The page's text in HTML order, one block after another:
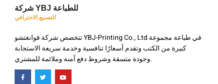
شركة YBJ للطباعة
التصنيع الاحترافي
تتخصص شركة قوانغتشو YBJ-Printing Co., Ltd في طباعة مجموعة
كبيرة من الكتب وتقدم أسعارًا تنافسية وخدمة سريعة الاستجابة
وجودة متسقة وشروط دفع آمنة وملائمة للمشتري.